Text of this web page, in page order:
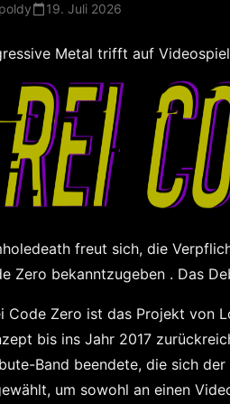
19. Juli 2026
Metal trifft auf
freut sich, die
Zero bekanntzugeben . Das
Code Zero ist das Projekt von
bis ins Jahr 2017
Band beendete, die sich
um sowohl an einen